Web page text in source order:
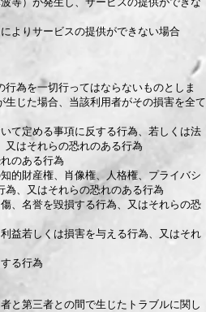
よりサービスの提供ができない場合
為を一切行ってはならないものとしま
じた場合、当該利用者がその損害を全て
て定める事項に反する行為、若しくは法
又はそれらの恐れのある行為
のある行為
的財産権、肖像権、人格権、プライバシ
為、又はそれらの恐れのある行為
、名誉を毀損する行為、又はそれらの恐
益若しくは損害を与える行為、又はそれ
る行為
と第三者との間で生じたトラブルに関し